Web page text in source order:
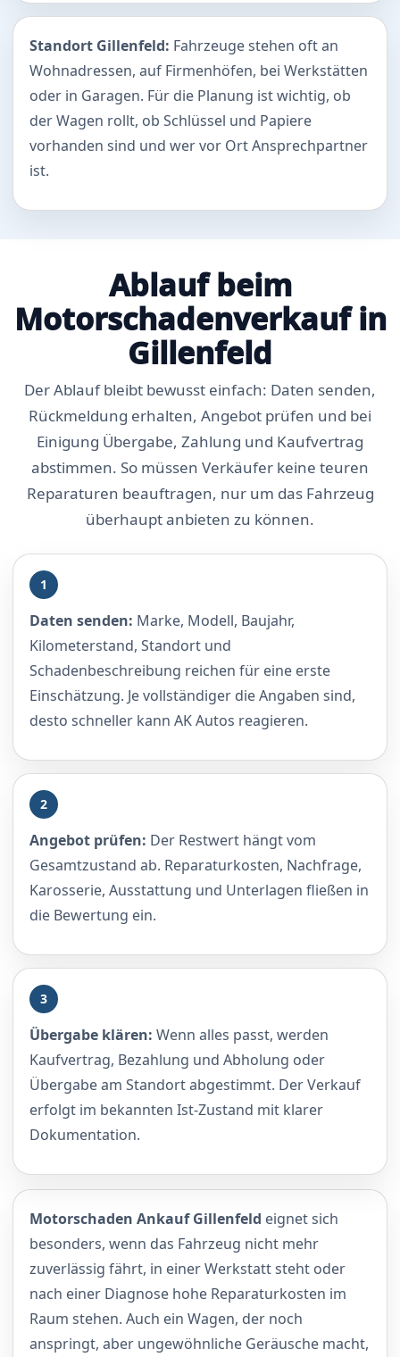
Standort Gillenfeld: Fahrzeuge stehen oft an
Wohnadressen, auf Firmenhöfen, bei Werkstätten
oder in Garagen. Für die Planung ist wichtig, ob
der Wagen rollt, ob Schlüssel und Papiere
vorhanden sind und wer vor Ort Ansprechpartner
ist.
Ablauf beim
Motorschadenverkauf in
Gillenfeld
Der Ablauf bleibt bewusst einfach: Daten senden,
Rückmeldung erhalten, Angebot prüfen und bei
Einigung Übergabe, Zahlung und Kaufvertrag
abstimmen. So müssen Verkäufer keine teuren
Reparaturen beauftragen, nur um das Fahrzeug
überhaupt anbieten zu können.
1
Daten senden: Marke, Modell, Baujahr,
Kilometerstand, Standort und
Schadenbeschreibung reichen für eine erste
Einschätzung. Je vollständiger die Angaben sind,
desto schneller kann AK Autos reagieren.
2
Angebot prüfen: Der Restwert hängt vom
Gesamtzustand ab. Reparaturkosten, Nachfrage,
Karosserie, Ausstattung und Unterlagen fließen in
die Bewertung ein.
3
Übergabe klären: Wenn alles passt, werden
Kaufvertrag, Bezahlung und Abholung oder
Übergabe am Standort abgestimmt. Der Verkauf
erfolgt im bekannten Ist-Zustand mit klarer
Dokumentation.
Motorschaden Ankauf Gillenfeld eignet sich
besonders, wenn das Fahrzeug nicht mehr
zuverlässig fährt, in einer Werkstatt steht oder
nach einer Diagnose hohe Reparaturkosten im
Raum stehen. Auch ein Wagen, der noch
anspringt, aber ungewöhnliche Geräusche macht,